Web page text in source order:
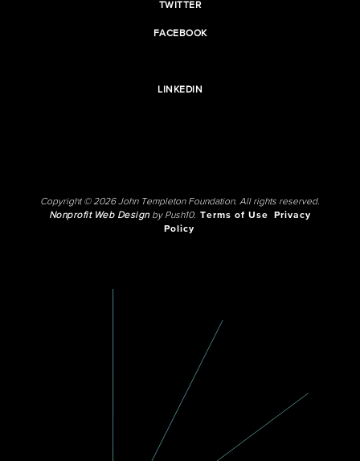
TWITTER
FACEBOOK
LINKEDIN
Copyright © 2026 John Templeton Foundation. All rights reserved.
Nonprofit Web Designby Push10. Terms of Use
Privacy
Policy